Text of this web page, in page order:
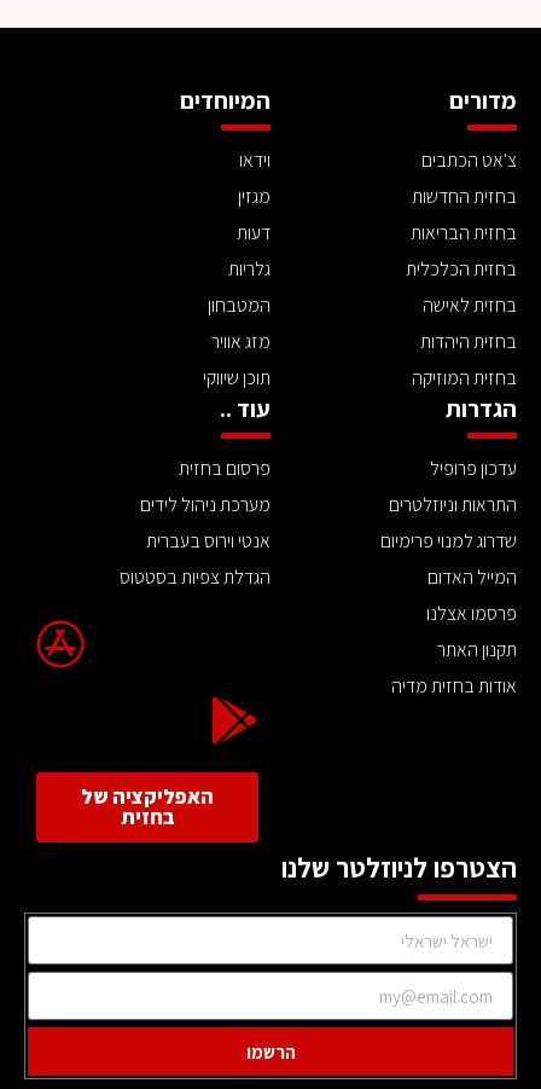
מדורים
צ'אט הכתבים
בחזית החדשות
בחזית הבריאות
בחזית הכלכלית
בחזית לאישה
בחזית היהדות
בחזית המוזיקה
המיוחדים
וידאו
מגזין
דעות
גלריות
המטבחון
מזג אוויר
תוכן שיווקי
הגדרות
עדכון פרופיל
התראות וניוזלטרים
שדרוג למנוי פרימיום
המייל האדום
פרסמו אצלנו
תקנון האתר
אודות בחזית מדיה
עוד ..
פרסום בחזית
מערכת ניהול לידים
אנטי וירוס בעברית
הגדלת צפיות בסטטוס
האפליקציה של
בחזית
הצטרפו לניוזלטר שלנו
הרשמו